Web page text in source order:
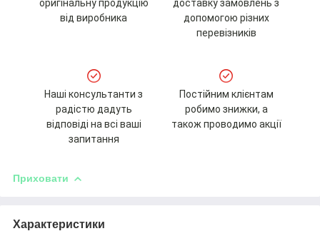
оригінальну продукцію
від виробника
доставку замовлень з
допомогою різних
перевізників
Наші консультанти з
радістю дадуть
відповіді на всі ваші
запитання
Постійним клієнтам
робимо знижки, а
також проводимо акції
Приховати
Характеристики